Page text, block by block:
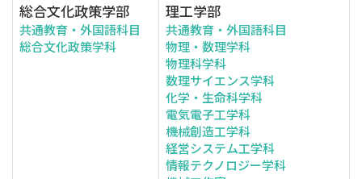
総合文化政策学部
共通教育・外国語科目
総合文化政策学科
理工学部
共通教育・外国語科目
物理・数理学科
物理科学科
数理サイエンス学科
化学・生命科学科
電気電子工学科
機械創造工学科
経営システム工学科
情報テクノロジー学科